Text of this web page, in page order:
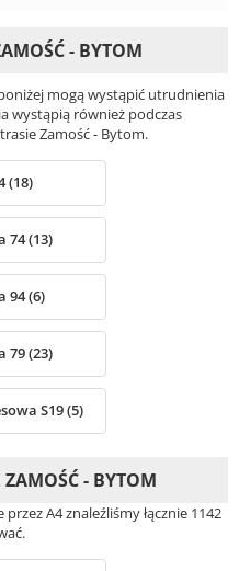
- BYTOM
mogą wystąpić utrudnienia
wystąpią również podczas
Zamość - Bytom.
(18)
74 (13)
94 (6)
79 (23)
S19 (5)
ZAMOŚĆ - BYTOM
A4 znaleźliśmy łącznie 1142